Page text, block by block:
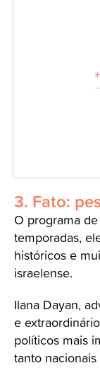
3. Fato:
O programa
temporadas,
históricos e
israelense.
Ilana Dayan,
e
políticos mais
tanto